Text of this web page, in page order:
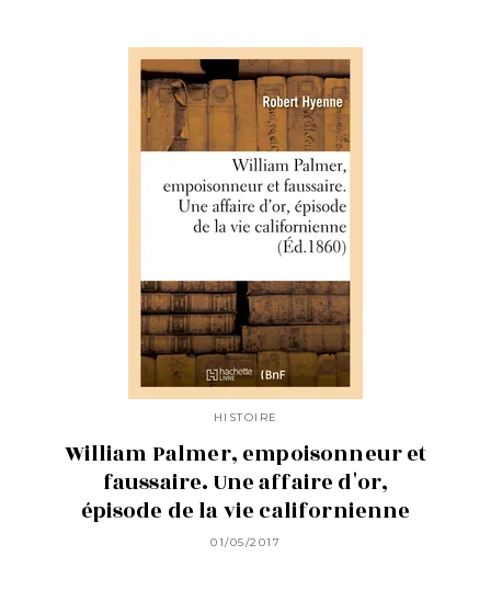
HISTOIRE
William Palmer, empoisonneur et
faussaire. Une affaire d'or,
épisode de la vie californienne
01/05/2017